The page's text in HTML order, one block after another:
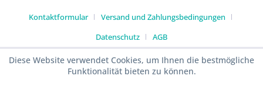
Kontaktformular
Versand und Zahlungsbedingungen
Datenschutz
AGB
Diese Website verwendet Cookies, um Ihnen die bestmögliche
Funktionalität bieten zu können.